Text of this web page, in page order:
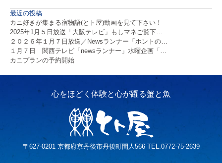
最近の投稿
カニ好きが集まる宿物語(とト屋)動画を見て下さい！
2025年1月５日放送「大阪テレビ」もしマネご覧下…
２０２６年１月７日放送／Newsランナー「ホントの…
１月７日 関西テレビ「newsランナー」水曜企画「…
カニプランの予約開始
〒627-0201 京都府京丹後市丹後町間人566 TEL.0772-75-2639